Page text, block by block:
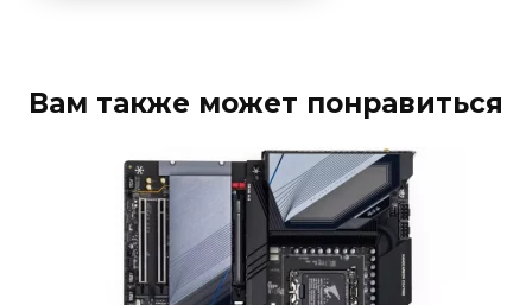
Вам также может понравиться